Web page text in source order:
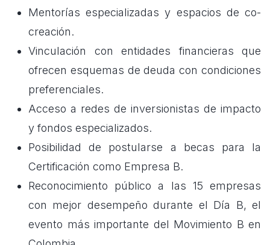
Mentorías especializadas y espacios de co-
creación.
Vinculación con entidades financieras que
ofrecen esquemas de deuda con condiciones
preferenciales.
Acceso a redes de inversionistas de impacto
y fondos especializados.
Posibilidad de postularse a becas para la
Certificación como Empresa B.
Reconocimiento público a las 15 empresas
con mejor desempeño durante el Día B, el
evento más importante del Movimiento B en